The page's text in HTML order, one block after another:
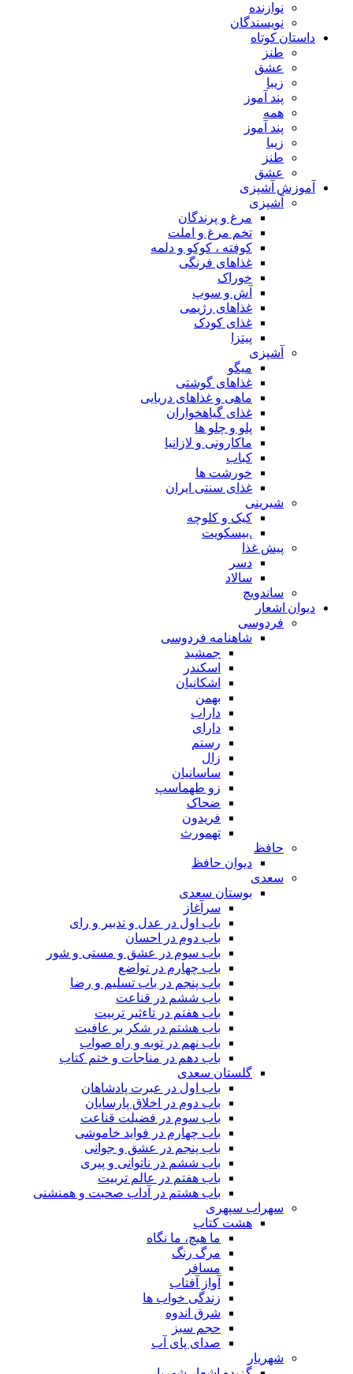
نوازنده
نویسندگان
داستان کوتاه
طنز
عشق
زیبا
پند آموز
همه
پند آموز
زیبا
طنز
عشق
آموزش آشپزی
آشپزی
مرغ و پرندگان
تخم مرغ و املت
کوفته ، کوکو و دلمه
غذاهای فرنگی
خوراک
آش و سوپ
غذاهای رژیمی
غذای کودک
پیتزا
آشپزی
میگو
غذاهای گوشتی
ماهی و غذاهای دریایی
غذای گیاهخواران
پلو و چلو ها
ماکارونی و لازانیا
کباب
خورشت ها
غذای سنتی ایران
شیرینی
کیک و کلوچه
.بیسکویت
پیش غذا
دسر
سالاد
ساندویچ
دیوان اشعار
فردوسی
شاهنامه فردوسی
جمشید
اسکندر
اشکانیان
بهمن
داراب
دارای
رستم
زال
ساسانیان
زو طهماسپ‏
ضحاک
فریدون
تهمورث
حافظ
دیوان حافظ
سعدی
بوستان سعدی
سرآغاز
باب اول در عدل و تدبیر و رای
باب دوم در احسان
باب سوم در عشق و مستی و شور
باب چهارم در تواضع
باب پنجم در باب تسلیم و رضا
باب ششم در قناعت
باب هفتم در تاءثیر تربیت
باب هشتم در شکر بر عافیت
باب نهم در توبه و راه صواب
باب دهم در مناجات و ختم کتاب
گلستان سعدی
باب اول در عبرت پادشاهان
باب دوم در اخلاق پارسایان
باب سوم در فضیلت قناعت
باب چهارم در فواید خاموشى
باب پنجم در عشق و جوانى
باب ششم در ناتوانى و پیرى
باب هفتم در عالم تربیت
باب هشتم در آداب صحبت و همنشنى
سهراب سپهری
هشت کتاب
ما هیچ، ما نگاه
مرگ رنگ
مسافر
آواز آفتاب
زندگی خواب ها
شرق اندوه
حجم سبز
صدای پای آب
شهریار